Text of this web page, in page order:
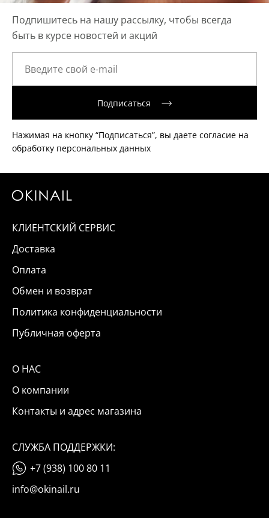
Подпишитесь на нашу рассылку, чтобы всегда
быть в курсе новостей и акций
Подписаться
Нажимая на кнопку “Подписаться”, вы даете согласие на
обработку персональных данных
КЛИЕНТСКИЙ СЕРВИС
Доставка
Оплата
Обмен и возврат
Политика конфиденциальности
Публичная оферта
О НАС
О компании
Контакты и адрес магазина
СЛУЖБА ПОДДЕРЖКИ:
+7 (938) 100 80 11
info@okinail.ru